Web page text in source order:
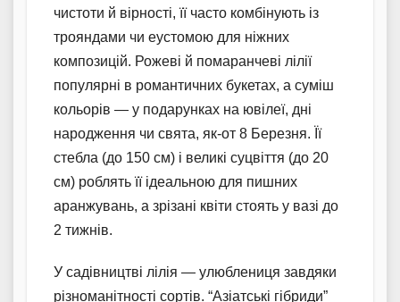
чистоти й вірності, її часто комбінують із
трояндами чи еустомою для ніжних
композицій. Рожеві й помаранчеві лілії
популярні в романтичних букетах, а суміш
кольорів — у подарунках на ювілеї, дні
народження чи свята, як-от 8 Березня. Її
стебла (до 150 см) і великі суцвіття (до 20
см) роблять її ідеальною для пишних
аранжувань, а зрізані квіти стоять у вазі до
2 тижнів.
У садівництві лілія — улюблениця завдяки
різноманітності сортів. “Азіатські гібриди”